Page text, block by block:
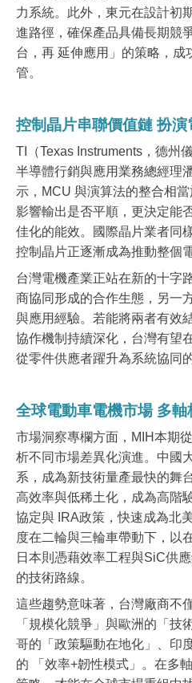
力系統。此外，東元在設計初
進路徑，確保產品具備長期競
台，再 延伸應用」的策略，成
管。
控制晶片串聯價值鏈 扮
TI
（Texas Instruments，德州
半導體行銷與應用業務總經理
示，MCU 與演算法的整合相
影響輸出是否平順，更決定能
佳化的能效。國際晶片業者同
控制晶片正逐漸成為推動整個
台灣電機產業正站在新的十字
商協同形成的合作生態，另一
與應用經驗。若能將兩者有效
協作機制持續深化，台灣有望
從零件供應者躍升為系統協同
全球電動車電機市場 多軸
市場洞察專欄方面，MIH本期
析不同市場差異化演進。中國
系，成為新技術量產最快的舞
高效率與低稀土化，成為高階
協定與 IRA政策，快速成為北
度在二輪與三輪車帶動下，以
日本則憑藉效率工程與SiC供
的技術路線。
這些趨勢意味著，台灣廠商不
「規模化競爭」與歐洲的「技
哥的「政策驅動在地化」、印
的 「效率+韌性模式」。在多